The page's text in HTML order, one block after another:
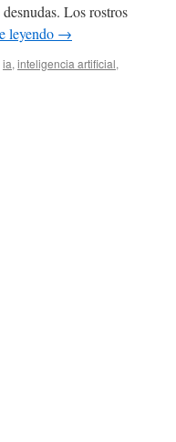
Los rostros
leyendo →
ia, inteligencia artificial,